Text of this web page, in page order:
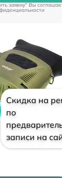
заявку" Вы
Скидка на
по
записи на